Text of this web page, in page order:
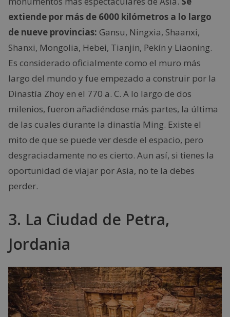
extiende por más de 6000 kilómetros a lo largo
de nueve provincias: Gansu, Ningxia, Shaanxi,
Shanxi, Mongolia, Hebei, Tianjin, Pekín y Liaoning.
Es considerado oficialmente como el muro más
largo del mundo y fue empezado a construir por la
Dinastía Zhoy en el 770 a. C. A lo largo de dos
milenios, fueron añadiéndose más partes, la última
de las cuales durante la dinastía Ming. Existe el
mito de que se puede ver desde el espacio, pero
desgraciadamente no es cierto. Aun así, si tienes la
oportunidad de viajar por Asia, no te la debes
perder.
3. La Ciudad de Petra,
Jordania